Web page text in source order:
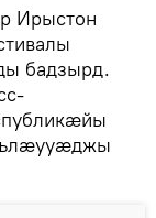
Ирыстон
бадзырд.